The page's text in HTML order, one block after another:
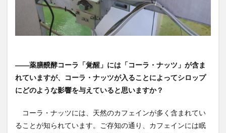
――薬膳醗酵コーラ「覚醒」 には「コーラ・ナッツ」が含ま
れていますが、コーラ・ナッツが入ることによってシロップ
にどのような影響を与えていると思いますか？
コーラ・ナッツには、天然のカフェインが多く含まれてい
ることが知られています。ご存知の通り、カフェインには眠